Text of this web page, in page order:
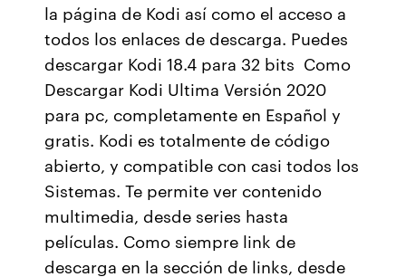
la página de Kodi así como el acceso a
todos los enlaces de descarga. Puedes
descargar Kodi 18.4 para 32 bits Como
Descargar Kodi Ultima Versión 2020
para pc, completamente en Español y
gratis. Kodi es totalmente de código
abierto, y compatible con casi todos los
Sistemas. Te permite ver contenido
multimedia, desde series hasta
películas. Como siempre link de
descarga en la sección de links, desde